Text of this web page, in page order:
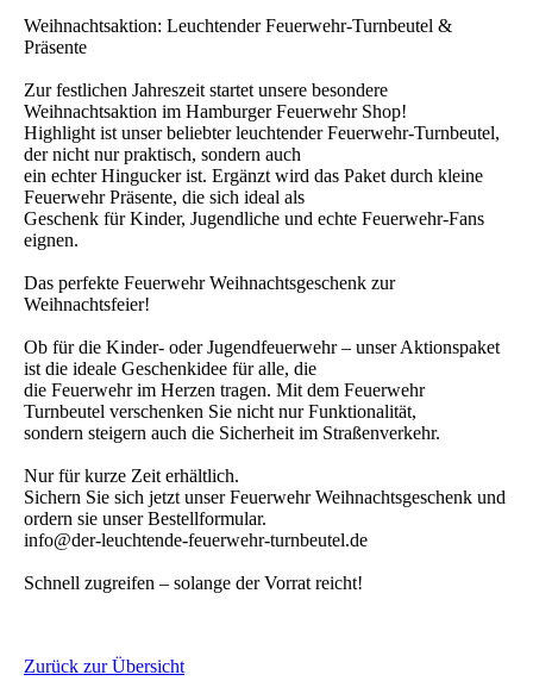
Weihnachtsaktion: Leuchtender Feuerwehr-Turnbeutel &
Präsente
Zur festlichen Jahreszeit startet unsere besondere
Weihnachtsaktion im Hamburger Feuerwehr Shop!
Highlight ist unser beliebter leuchtender Feuerwehr-Turnbeutel,
der nicht nur praktisch, sondern auch
ein echter Hingucker ist. Ergänzt wird das Paket durch kleine
Feuerwehr Präsente, die sich ideal als
Geschenk für Kinder, Jugendliche und echte Feuerwehr-Fans
eignen.
Das perfekte Feuerwehr Weihnachtsgeschenk zur
Weihnachtsfeier!
Ob für die Kinder- oder Jugendfeuerwehr – unser Aktionspaket
ist die ideale Geschenkidee für alle, die
die Feuerwehr im Herzen tragen. Mit dem Feuerwehr
Turnbeutel verschenken Sie nicht nur Funktionalität,
sondern steigern auch die Sicherheit im Straßenverkehr.
Nur für kurze Zeit erhältlich.
Sichern Sie sich jetzt unser Feuerwehr Weihnachtsgeschenk und
ordern sie unser Bestellformular.
info@der-leuchtende-feuerwehr-turnbeutel.de
Schnell zugreifen – solange der Vorrat reicht!
Zurück zur Übersicht